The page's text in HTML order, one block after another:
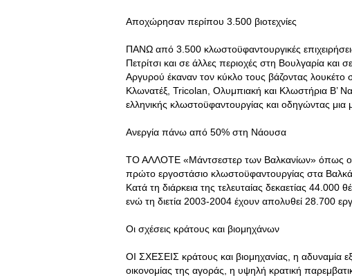
Αποχώρησαν περίπου 3.500 βιοτεχνίες
ΠΑΝΩ από 3.500 κλωστοϋφαντουργικές
Πετρίτσι και σε άλλες περιοχές στη Βουλγαρία
Αργυρού έκαναν τον κύκλο τους βάζοντας λουκέτο
Κλωνατέξ, Tricolan, Ολυμπιακή και Kλωστήρια Β’
ελληνικής κλωστοϋφαντουργίας και οδηγώντας μια
Ανεργία πάνω από 50% στη Νάουσα
ΤΟ ΑΛΛΟΤΕ «Μάντσεστερ των Βαλκανίων» όπως
πρώτο εργοστάσιο κλωστοϋφαντουργίας στα
Κατά τη διάρκεια της τελευταίας δεκαετίας
ενώ τη διετία 2003-2004 έχουν απολυθεί 28.700
Οι σχέσεις κράτους και βιομηχάνων
ΟΙ ΣΧΕΣΕΙΣ κράτους και βιομηχανίας, η αδυναμία
οικονομίας της αγοράς, η υψηλή κρατική